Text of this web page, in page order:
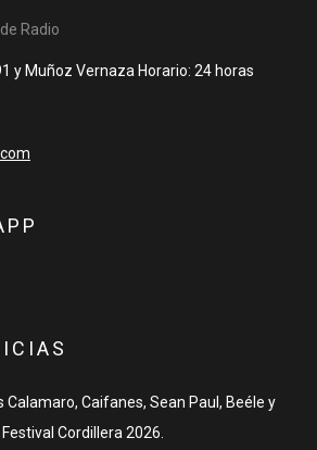
Radio
y Muñoz Vernaza Horario: 24 horas